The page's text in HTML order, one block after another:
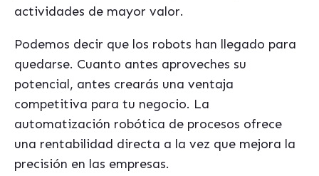
actividades de mayor valor.
Podemos decir que los robots han llegado para
quedarse. Cuanto antes aproveches su
potencial, antes crearás una ventaja
competitiva para tu negocio. La
automatización robótica de procesos ofrece
una rentabilidad directa a la vez que mejora la
precisión en las empresas.